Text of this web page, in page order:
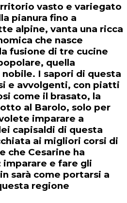
vasto e variegato
pianura fino a
alpine, vanta una ricca
che nasce
fusione di tre cucine
quella
I sapori di questa
e avvolgenti, con piatti
come il brasato, la
al Barolo, solo per
imparare a
capisaldi di questa
ai migliori corsi di
che Cesarine ha
e fare gli
sarà come portarsi a
regione